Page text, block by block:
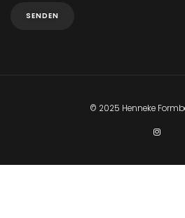
© 2025 Henneke